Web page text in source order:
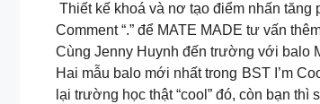
Thiết kế khoá và nơ tạo điểm nhấn tăng
Comment “.” để MATE MADE tư vấn
Cùng Jenny Huynh đến trường với balo
Hai mẫu balo mới nhất trong BST I’m
lại trường học thật “cool” đó, còn bạn thì